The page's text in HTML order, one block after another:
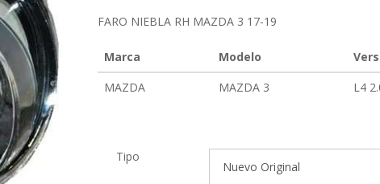
FARO NIEBLA RH MAZDA 3 17-19
Marca Modelo
MAZDA
MAZDA 3 L4
Tipo